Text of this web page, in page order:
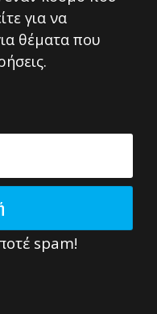
για να
θέματα που
spam!